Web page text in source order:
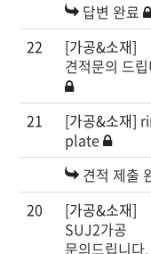
답변 완료
22
[가공&소재]
견적문의 드
21 [가공&소재]
plate
견적 제출
20
[가공&소재]
SUJ2가공
문의드립니